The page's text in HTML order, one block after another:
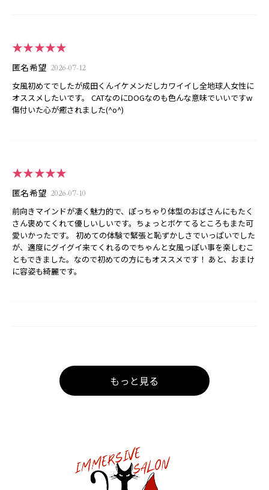
★★★★★
匿名希望 2026-07-12
女風初めてでしたが成田くんイケメンだしカワイイし全地球人女性に
オススメしたいです。 CATなのにDOGなのも色んな意味でいいですw
傷付いた心が癒されました(^o^)
★★★★★
匿名希望 2026-07-10
前向きマインドが凄く魅力的で、ぽっちゃり体型のおばさんにもたく
さん褒めてくれて優しいしいです。ちょっとボケてるところもまた可
愛いかったです。 初めての体験で緊張と恥ずかしさでいっぱいでした
が、適度にグイグイ来てくれるのでちゃんと女風っぽい事を楽しむこ
ともできました。なので初めての方にもオススメです！ あと、おまけ
に容姿も綺麗です。
もっと見る